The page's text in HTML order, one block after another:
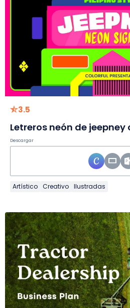
3.5
Descargar
Artístico Creativo Ilustradas